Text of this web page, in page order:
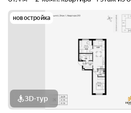
новостройка
3D-тур